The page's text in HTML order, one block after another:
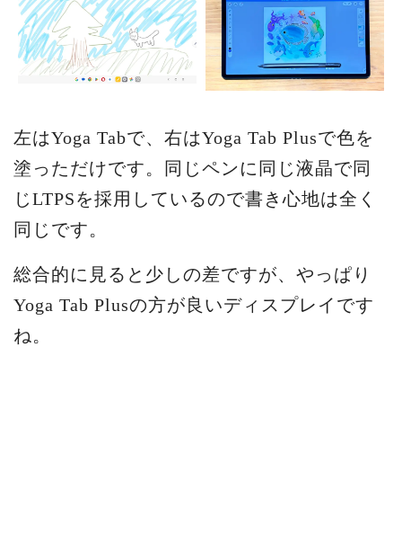
左はYoga Tabで、右はYoga Tab Plusで色を
塗っただけです。同じペンに同じ液晶で同
じLTPSを採用しているので書き心地は全く
同じです。
総合的に見ると少しの差ですが、やっぱり
Yoga Tab Plusの方が良いディスプレイです
ね。